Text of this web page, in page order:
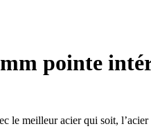
pointe
le meilleur acier qui soit,